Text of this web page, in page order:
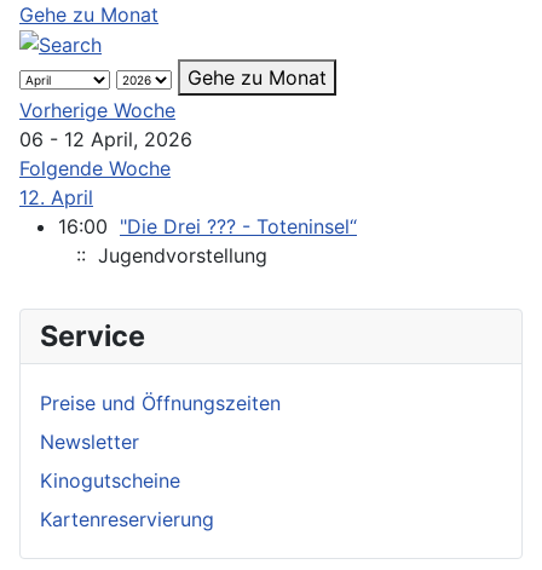
Gehe zu Monat
Gehe zu Monat
Vorherige Woche
06 - 12 April, 2026
Folgende Woche
12. April
16:00 "Die Drei ??? - Toteninsel“
:: Jugendvorstellung
Service
Preise und Öffnungszeiten
Newsletter
Kinogutscheine
Kartenreservierung